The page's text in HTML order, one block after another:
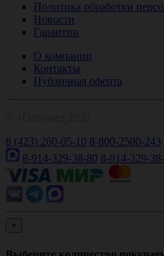
Политика обработки
Новости
Гарантии
О компании
Контакты
Публичная оферта
8 (423) 260-05-10 8-800-2500-243
8-914-329-38-80 8-914-329-
×